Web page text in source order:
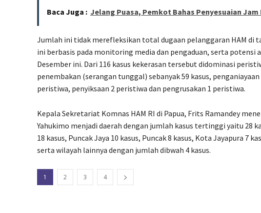
Baca Juga : Jelang Puasa, Pemkot Bahas Penyesuaian
Jumlah ini tidak merefleksikan total dugaan pelanggaran HAM di
ini berbasis pada monitoring media dan pengaduan, serta potensi
Desember ini. Dari 116 kasus kekerasan tersebut didominasi
penembakan (serangan tunggal) sebanyak 59 kasus, penganiayaan
peristiwa, penyiksaan 2 peristiwa dan pengrusakan 1 peristiwa.
Kepala Sekretariat Komnas HAM RI di Papua, Frits Ramandey
Yahukimo menjadi daerah dengan jumlah kasus tertinggi yaitu 28
18 kasus, Puncak Jaya 10 kasus, Puncak 8 kasus, Kota Jayapura 7
serta wilayah lainnya dengan jumlah dibwah 4 kasus.
1 2 3 4